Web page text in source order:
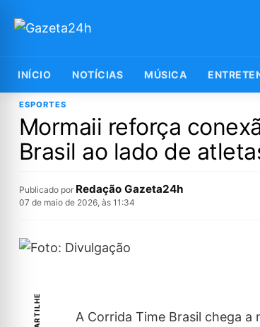
INÍCIO NOTÍCIAS MÚSICA
ESPORTES
Mormaii reforça
Brasil ao lado de
Publicado por Redação Gazeta24h
07 de maio de 2026, às 11:34
A Corrida Time Brasil chega a